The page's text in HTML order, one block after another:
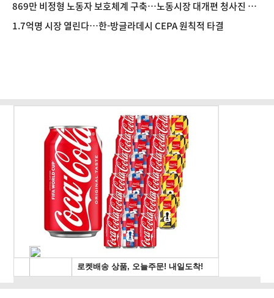
869만 비정형 노동자 보호체계 구축…노동시장 대개편 청사진 공
개
1.7억명 시장 열린다…한-방글라데시 CEPA 원칙적 타결